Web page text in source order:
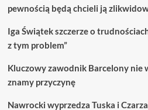
pewnością będą chcieli ją
Iga Świątek szczerze o
z tym problem”
Kluczowy zawodnik Barcelony nie
znamy przyczynę
Nawrocki wyprzedza Tuska i